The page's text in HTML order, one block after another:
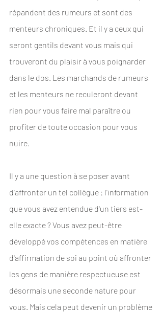
répandent des rumeurs et sont des
menteurs chroniques. Et il y a ceux qui
seront gentils devant vous mais qui
trouveront du plaisir à vous poignarder
dans le dos. Les marchands de rumeurs
et les menteurs ne reculeront devant
rien pour vous faire mal paraître ou
profiter de toute occasion pour vous
nuire.
Il y a une question à se poser avant
d'affronter un tel collègue : l'information
que vous avez entendue d'un tiers est-
elle exacte ? Vous avez peut-être
développé vos compétences en matière
d'affirmation de soi au point où affronter
les gens de manière respectueuse est
désormais une seconde nature pour
vous. Mais cela peut devenir un problème